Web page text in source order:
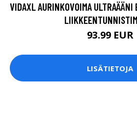
VIDAXL AURINKOVOIMA
93.99 EUR
LISÄTIETOJA